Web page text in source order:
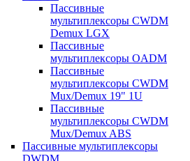
Пассивные
мультиплексоры CWDM
Demux LGX
Пассивные
мультиплексоры OADM
Пассивные
мультиплексоры CWDM
Mux/Demux 19" 1U
Пассивные
мультиплексоры CWDM
Mux/Demux ABS
Пассивные мультиплексоры
DWDM